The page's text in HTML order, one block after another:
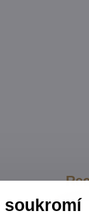
soukromí